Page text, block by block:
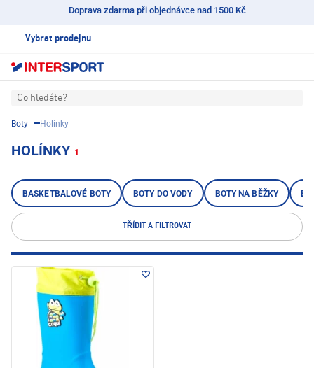
Doprava zdarma při objednávce nad 1500 Kč
Vybrat prodejnu
Co hledáte?
Boty Holínky
HOLÍNKY 1
BASKETBALOVÉ BOTY BOTY DO VODY BOTY NA BĚŽKY
TŘÍDIT A FILTROVAT